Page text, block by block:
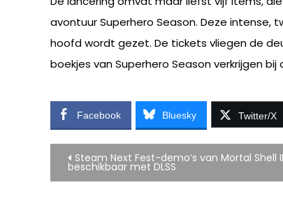
avontuur Superhero Season. Deze intense,
hoofd wordt gezet. De tickets vliegen de
boekjes van Superhero Season verkrijgen
Facebook Bluesky Twitter/X
Bericht
navigatie
Steam Next Fest-demo’s van Mortal Shell
beschikbaar met DLSS